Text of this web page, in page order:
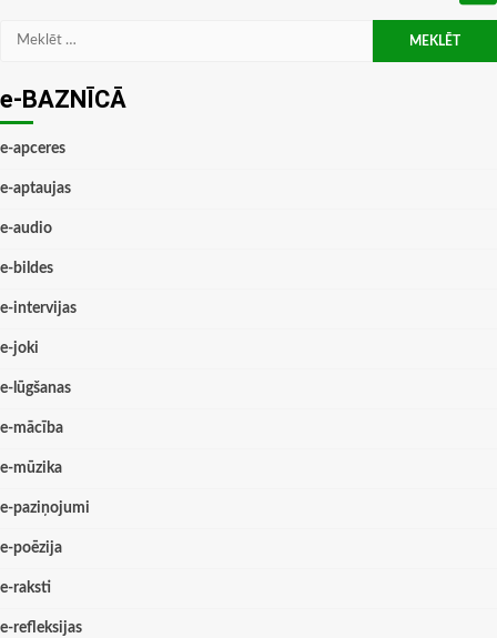
Meklēt:
e-BAZNĪCĀ
e-apceres
e-aptaujas
e-audio
e-bildes
e-intervijas
e-joki
e-lūgšanas
e-mācība
e-mūzika
e-paziņojumi
e-poēzija
e-raksti
e-refleksijas